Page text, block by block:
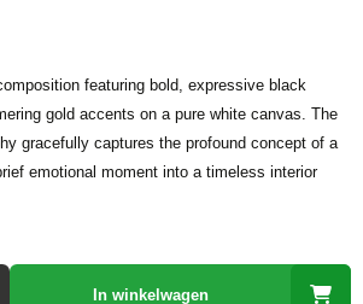
featuring bold, expressive black
gold accents on a pure white canvas. The
gracefully captures the profound concept of a
emotional moment into a timeless interior
In winkelwagen